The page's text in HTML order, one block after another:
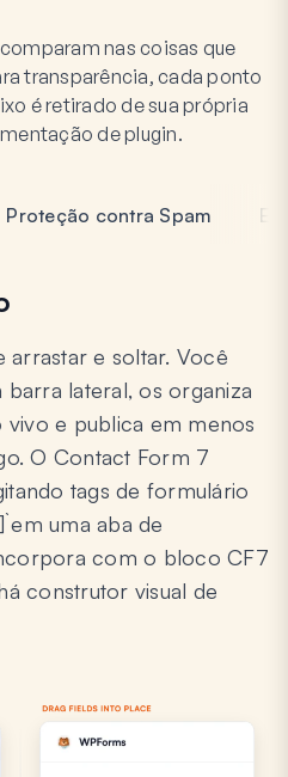
nas coisas que
transparência, cada ponto
é retirado de sua própria
de plugin.
Proteção contra Spam
arrastar e soltar. Você
lateral, os organiza
vivo e publica em menos
O Contact Form 7
tags de formulário
em uma aba de
com o bloco CF7
construtor visual de